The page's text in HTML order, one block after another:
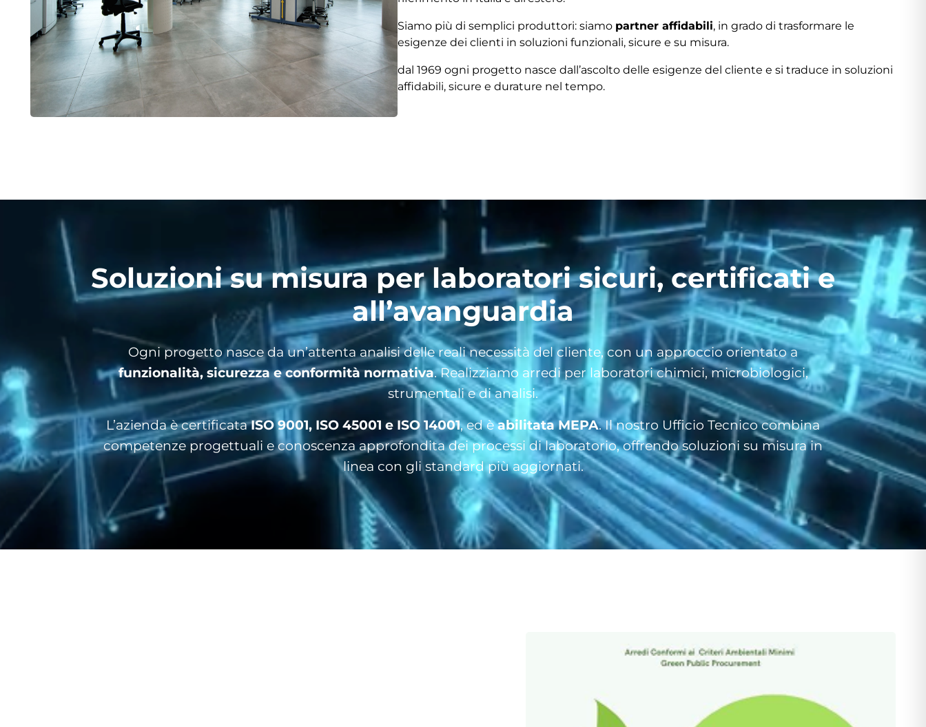
Siamo più di semplici produttori: siamo partner affidabili, in grado di trasformare le
esigenze dei clienti in soluzioni funzionali, sicure e su misura.
dal 1969 ogni progetto nasce dall’ascolto delle esigenze del cliente e si traduce in soluzioni
affidabili, sicure e durature nel tempo.
Soluzioni su misura per laboratori sicuri, certificati e
all’avanguardia
Ogni progetto nasce da un’attenta analisi delle reali necessità del cliente, con un approccio orientato a
funzionalità, sicurezza e conformità normativa. Realizziamo arredi per laboratori chimici, microbiologici,
strumentali e di analisi.
L’azienda è certificataISO 9001, ISO 45001 e ISO 14001, ed èabilitata MEPA. Il nostro Ufficio Tecnico combina
competenze progettuali e conoscenza approfondita dei processi di laboratorio, offrendo soluzioni su misura in
linea con gli standard più aggiornati.